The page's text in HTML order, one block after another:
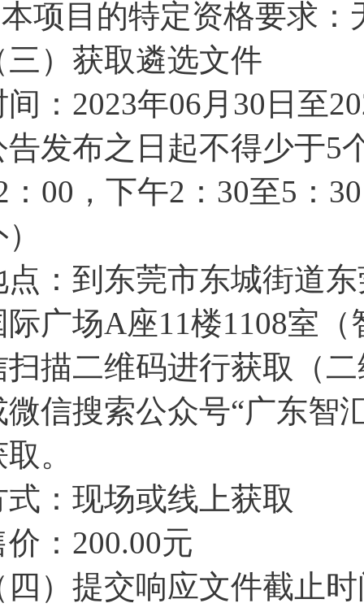
项目的特定资格要求
三）获取遴选文件
间：2023年06月30日至
告发布之日起不得少于5
：00，下午2：30至5：
点：到东莞市东城街道
际广场A座11楼1108室
扫描二维码进行获取（
微信搜索公众号“广东智
。
式：现场或线上获取
价：200.00元
四）提交响应文件截止